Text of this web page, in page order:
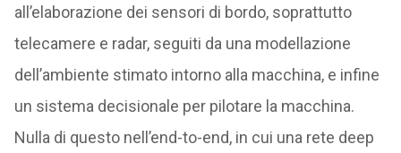
all’elaborazione dei sensori di bordo, soprattutto
telecamere e radar, seguiti da una modellazione
dell’ambiente stimato intorno alla macchina, e infine
un sistema decisionale per pilotare la macchina.
Nulla di questo nell’end-to-end, in cui una rete deep